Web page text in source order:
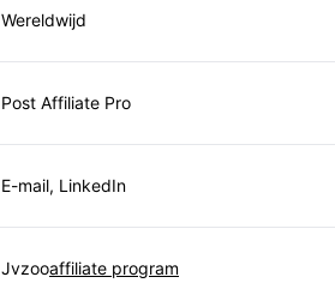
Wereldwijd
Post Affiliate Pro
E-mail, LinkedIn
Jvzooaffiliate program